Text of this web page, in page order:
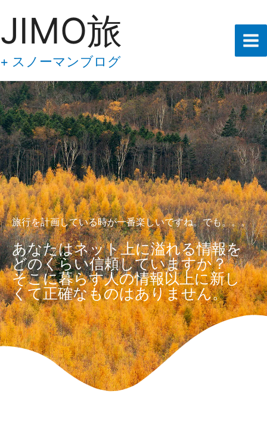
を
ス
ッ
プ
JIMO旅
+ スノーマンブログ
旅行を計画している時が一番楽しいですね。でも。。。
あなたはネット上に溢れる情報を
どのくらい信頼していますか？
そこに暮らす人の情報以上に新し
くて正確なものはありません。
な
ー
ア
ド
レ
ス
を
入
力
し
て
下
さ
い